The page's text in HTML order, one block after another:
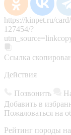
https://kinpet.ru/
127454/?
Ссылка
Действия
Позвонить
Добавить в
Пожаловаться на
Рейтинг породы